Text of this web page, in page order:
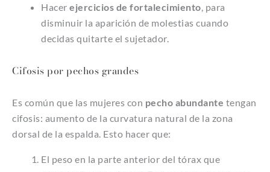
Hacer ejercicios de fortalecimiento, para
disminuir la aparición de molestias cuando
decidas quitarte el sujetador.
Cifosis por pechos grandes
Es común que las mujeres con pecho abundante tengan
cifosis: aumento de la curvatura natural de la zona
dorsal de la espalda. Esto hacer que:
El peso en la parte anterior del tórax que